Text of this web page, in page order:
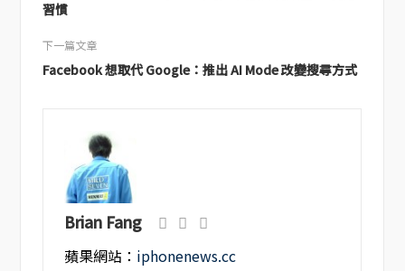
習慣
下一篇文章
Facebook 想取代 Google：推出 AI Mode 改變搜尋方式
Brian Fang
蘋果網站： iphonenews.cc